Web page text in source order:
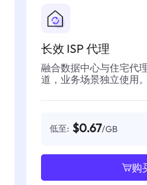
长效 ISP 代理
融合数据中心与住宅代
道，业务场景独立使用。
低至: $0.67/GB
购